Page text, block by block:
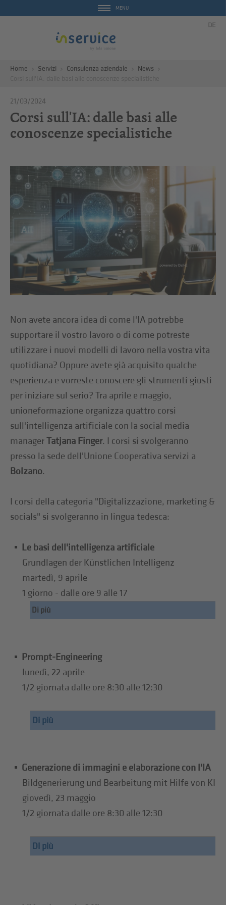
MENU
DE
Home Servizi Consulenza aziendale
News
21/03/2024
Corsi sull'IA: dalle basi alle
conoscenze specialistiche
Non avete ancora idea di come l'IA potrebbe
supportare il vostro lavoro o di come potreste
utilizzare i nuovi modelli di lavoro nella vostra vita
quotidiana? Oppure avete già acquisito qualche
esperienza e vorreste conoscere gli strumenti giusti
per iniziare sul serio? Tra aprile e maggio,
unioneformazione organizza quattro corsi
sull'intelligenza artificiale con la social media
managerTatjana Finger. I corsi si svolgeranno
presso la sede dell'Unione Cooperativa servizi a
Bolzano.
I corsi della categoria "Digitalizzazione, marketing &
socials" si svolgeranno in lingua tedesca:
Le basi dell'intelligenza artificiale
Grundlagen der Künstlichen Intelligenz
martedì, 9 aprile
1 giorno - dalle ore 9 alle 17
Di più
Prompt-Engineering
lunedì, 22 aprile
1/2 giornata dalle ore 8:30 alle 12:30
Di più
Generazione di immagini e elaborazione con l'IA
Bildgenerierung und Bearbeitung mit Hilfe von KI
giovedì, 23 maggio
1/2 giornata dalle ore 8:30 alle 12:30
Di più